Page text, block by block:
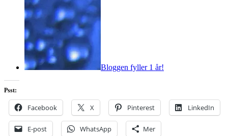
Bloggen fyller 1 år!
Psst:
Facebook X Pinterest LinkedIn
E-post WhatsApp Mer